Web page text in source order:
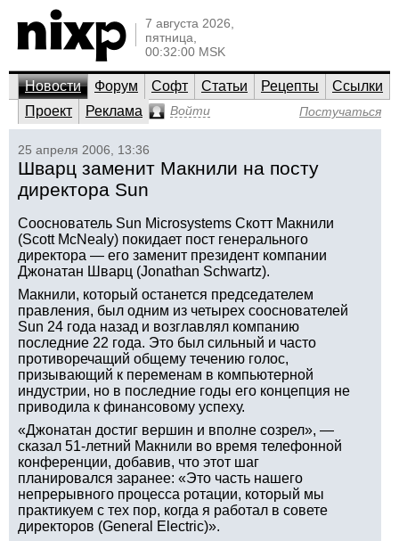
7 августа 2026,
пятница,
00:32:00 MSK
Новости Форум Софт Статьи Рецепты
Ссылки
Проект
Реклама Войти Постучаться
25 апреля 2006, 13:36
Шварц заменит Макнили на посту
директора Sun
Сооснователь Sun Microsystems Скотт Макнили
(Scott McNealy) покидает пост генерального
директора — его заменит президент компании
Джонатан Шварц (Jonathan Schwartz).
Макнили, который останется председателем
правления, был одним из четырех сооснователей
Sun 24 года назад и возглавлял компанию
последние 22 года. Это был сильный и часто
противоречащий общему течению голос,
призывающий к переменам в компьютерной
индустрии, но в последние годы его концепция не
приводила к финансовому успеху.
«Джонатан достиг вершин и вполне созрел», —
сказал 51-летний Макнили во время телефонной
конференции, добавив, что этот шаг
планировался заранее: «Это часть нашего
непрерывного процесса ротации, который мы
практикуем с тех пор, когда я работал в совете
директоров (General Electric)».